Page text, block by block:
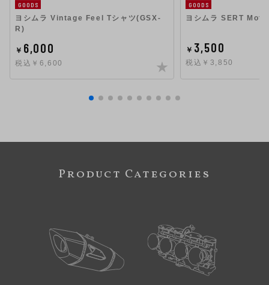
GOODS
ヨシムラ Vintage Feel Tシャツ(GSX-
R)
￥ 6,000
税込￥6,600
GOODS
ヨシムラ SERT
￥ 3,500
税込￥3,850
Product Categories